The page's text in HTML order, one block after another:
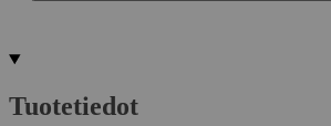
Tuotetiedot